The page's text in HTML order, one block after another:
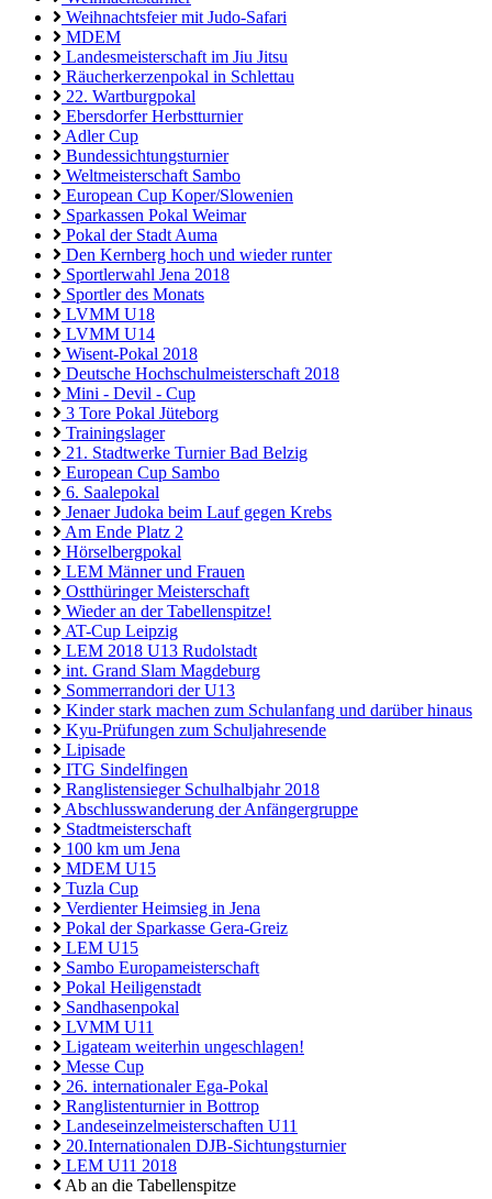
Weihnachtsfeier mit Judo-Safari
MDEM
Landesmeisterschaft im Jiu Jitsu
Räucherkerzenpokal in Schlettau
22. Wartburgpokal
Ebersdorfer Herbstturnier
Adler Cup
Bundessichtungsturnier
Weltmeisterschaft Sambo
European Cup Koper/Slowenien
Sparkassen Pokal Weimar
Pokal der Stadt Auma
Den Kernberg hoch und wieder runter
Sportlerwahl Jena 2018
Sportler des Monats
LVMM U18
LVMM U14
Wisent-Pokal 2018
Deutsche Hochschulmeisterschaft 2018
Mini - Devil - Cup
3 Tore Pokal Jüteborg
Trainingslager
21. Stadtwerke Turnier Bad Belzig
European Cup Sambo
6. Saalepokal
Jenaer Judoka beim Lauf gegen Krebs
Am Ende Platz 2
Hörselbergpokal
LEM Männer und Frauen
Ostthüringer Meisterschaft
Wieder an der Tabellenspitze!
AT-Cup Leipzig
LEM 2018 U13 Rudolstadt
int. Grand Slam Magdeburg
Sommerrandori der U13
Kinder stark machen zum Schulanfang und darüber hinaus
Kyu-Prüfungen zum Schuljahresende
Lipisade
ITG Sindelfingen
Ranglistensieger Schulhalbjahr 2018
Abschlusswanderung der Anfängergruppe
Stadtmeisterschaft
100 km um Jena
MDEM U15
Tuzla Cup
Verdienter Heimsieg in Jena
Pokal der Sparkasse Gera-Greiz
LEM U15
Sambo Europameisterschaft
Pokal Heiligenstadt
Sandhasenpokal
LVMM U11
Ligateam weiterhin ungeschlagen!
Messe Cup
26. internationaler Ega-Pokal
Ranglistenturnier in Bottrop
Landeseinzelmeisterschaften U11
20.Internationalen DJB-Sichtungsturnier
LEM U11 2018
Ab an die Tabellenspitze